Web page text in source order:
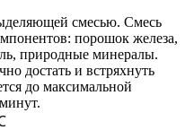
смесью. Смесь
порошок железа,
природные минералы.
достать и встряхнуть
до максимальной